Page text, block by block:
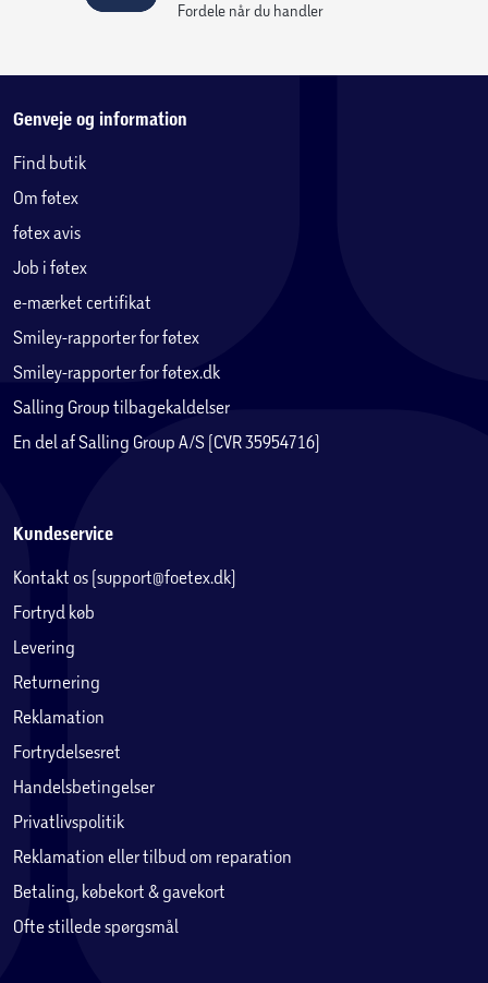
Fordele når du handler
Genveje og information
Find butik
Om føtex
føtex avis
Job i føtex
e-mærket certifikat
Smiley-rapporter for føtex
Smiley-rapporter for føtex.dk
Salling Group tilbagekaldelser
En del af Salling Group A/S (CVR 35954716)
Kundeservice
Kontakt os (support@foetex.dk)
Fortryd køb
Levering
Returnering
Reklamation
Fortrydelsesret
Handelsbetingelser
Privatlivspolitik
Reklamation eller tilbud om reparation
Betaling, købekort & gavekort
Ofte stillede spørgsmål